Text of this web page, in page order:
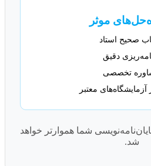
موثر
صحیح استاد
دقیق
تخصصی
آزمایشگاه‌های معتبر
شما هموارتر خواهد
شد.